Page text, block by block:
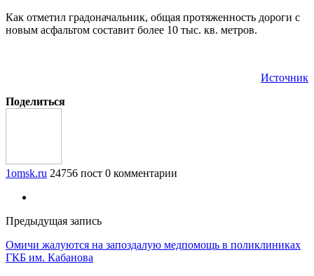
Как отметил градоначальник, общая протяженность дороги с
новым асфальтом составит более 10 тыс. кв. метров.
Источник
Поделиться
1omsk.ru 24756 пост 0 комментарии
Предыдущая запись
Омичи жалуются на запоздалую медпомощь в поликлиниках
ГКБ им. Кабанова